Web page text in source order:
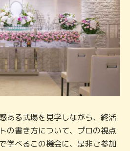
ある式場を見学しながら、終活
の書き方について、プロの視点
学べるこの機会に、是非ご参加